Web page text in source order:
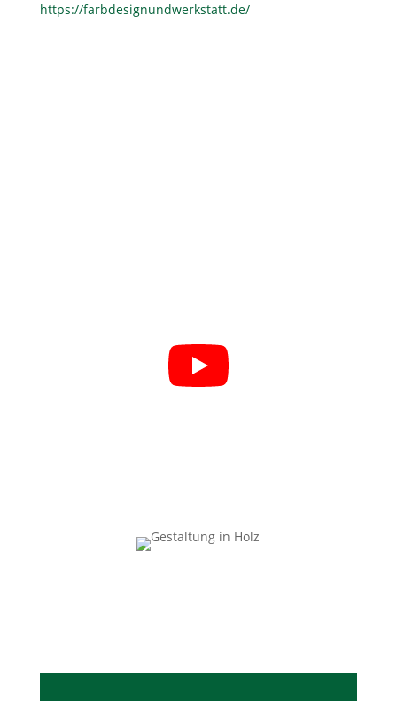
https://farbdesignundwerkstatt.de/